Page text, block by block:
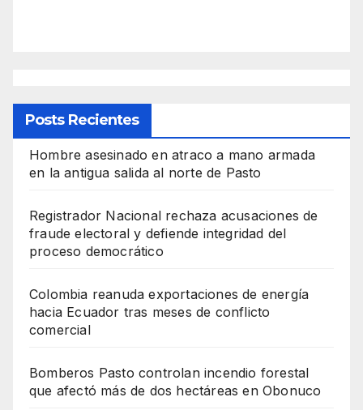
Posts Recientes
Hombre asesinado en atraco a mano armada
en la antigua salida al norte de Pasto
Registrador Nacional rechaza acusaciones de
fraude electoral y defiende integridad del
proceso democrático
Colombia reanuda exportaciones de energía
hacia Ecuador tras meses de conflicto
comercial
Bomberos Pasto controlan incendio forestal
que afectó más de dos hectáreas en Obonuco